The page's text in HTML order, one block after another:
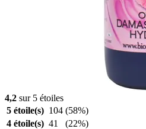
4,2 sur 5 étoiles
5 étoile(s) 104 (58%)
4 étoile(s) 41
(22%)